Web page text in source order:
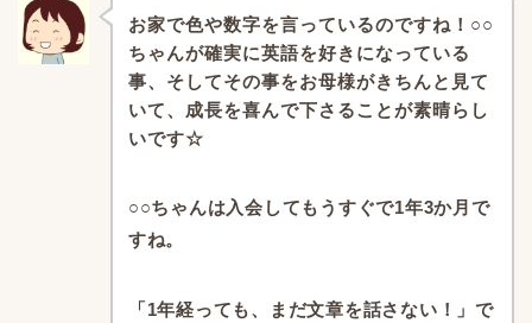
お家で色や数字を言っているのですね！ ○○
ちゃんが確実に英語を好きになっている
事、 そしてその事をお母様がきちんと見て
いて、 成長を喜んで下さることが素晴らし
いです☆
○○ちゃんは入会してもうすぐで1年3か月で
すね。
「1年経っても、まだ文章を話さない！」で